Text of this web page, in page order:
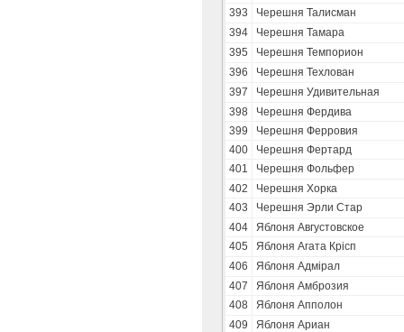
393
Черешня Талисман
394
Черешня Тамара
395
Черешня Темпорион
396
Черешня Техлован
397
Черешня Удивительная
398
Черешня Фердива
399
Черешня Ферровия
400
Черешня Фертард
401
Черешня Фольфер
402
Черешня Хорка
403
Черешня Эрли Стар
404
Яблоня Августовское
405
Яблоня Агата Крісп
406
Яблоня Адмірал
407
Яблоня Амброзия
408
Яблоня Апполон
409
Яблоня Ариан